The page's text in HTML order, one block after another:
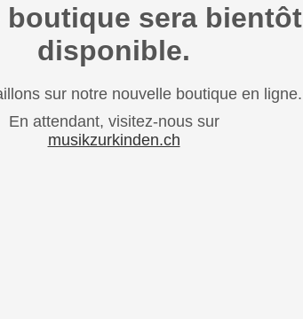
boutique sera bientôt
disponible.
sur notre nouvelle boutique en ligne.
En attendant, visitez-nous sur
musikzurkinden.ch